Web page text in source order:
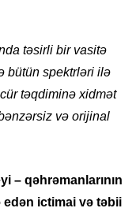
təsirli bir vasitə
bütün spektrləri ilə
təqdiminə xidmət
və orijinal
– qəhrəmanlarının
edən ictimai və təbii